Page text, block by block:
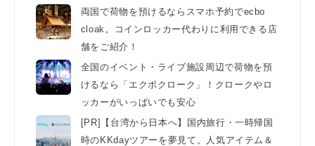
両国で荷物を預けるならスマホ予約でecbo
cloak。コインロッカー代わりに利用できる店
舗をご紹介！
全国のイベント・ライブ施設周辺で荷物を預
けるなら「エクボクローク」！クロークやロ
ッカーがいっぱいでも安心
[PR]【台湾から日本へ】国内旅行・一時帰国
時のKKdayツアーを夢見て。人気アイテム＆